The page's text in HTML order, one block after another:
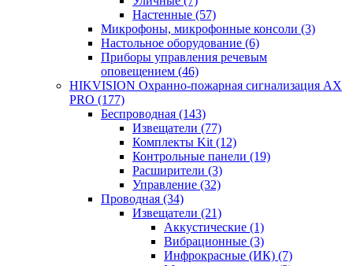
Настенные (57)
Микрофоны, микрофонные консоли (3)
Настольное оборудование (6)
Приборы управления речевым
оповещением (46)
HIKVISION Охранно-пожарная сигнализация AX
PRO (177)
Беспроводная (143)
Извещатели (77)
Комплекты Kit (12)
Контрольные панели (19)
Расширители (3)
Управление (32)
Проводная (34)
Извещатели (21)
Аккустические (1)
Вибрационные (3)
Инфрокрасные (ИК) (7)